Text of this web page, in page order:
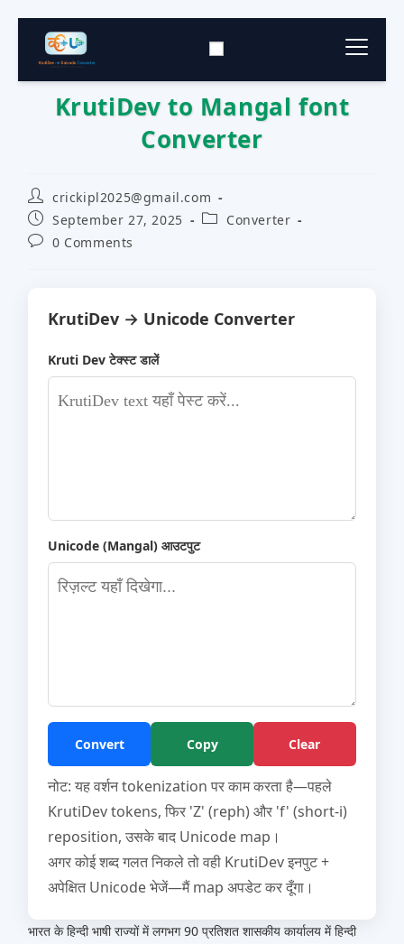
Typing Tool ▼
Download ▼
KrutiDev to Mangal font
Converter
crickipl2025@gmail.com
September 27, 2025
Converter
0 Comments
KrutiDev → Unicode Converter
Kruti Dev टेक्स्ट डालें
Unicode (Mangal) आउटपुट
Convert Copy Clear
नोट: यह वर्शन tokenization पर काम करता है—पहले
KrutiDev tokens, फिर 'Z' (reph) और 'f' (short-i)
reposition, उसके बाद Unicode map।
अगर कोई शब्द गलत निकले तो वही KrutiDev इनपुट +
अपेक्षित Unicode भेजें—मैं map अपडेट कर दूँगा।
भारत के हिन्‍दी भाषी राज्‍यों में लगभग 90 प्रतिशत शासकीय कार्यालय में हिन्‍दी